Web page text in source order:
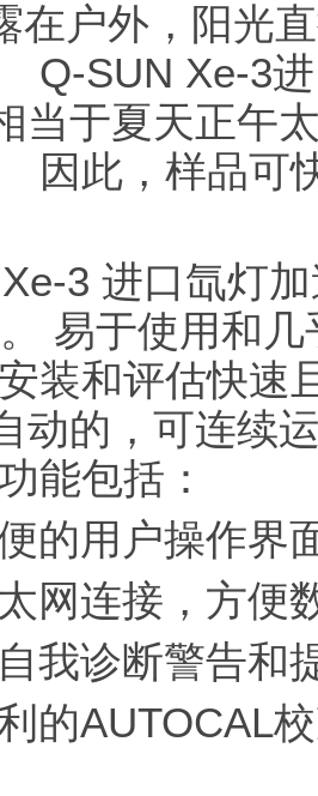
在户外，阳光
Q-SUN Xe-3
当于夏天正午
因此，样品可
3 进口氙灯
易于使用和
装和评估快速
动的，可连续
能包括：
的用户操作界
网连接，方便
我诊断警告和
的AUTOCAL